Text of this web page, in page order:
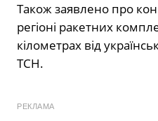
Також заявлено про
регіоні ракетних
кілометрах від
ТСН.
РЕКЛАМА